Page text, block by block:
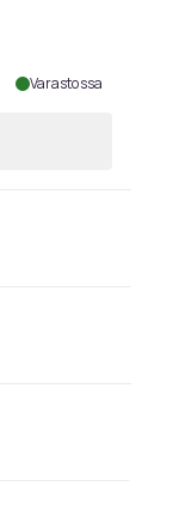
Varastossa
Unisex